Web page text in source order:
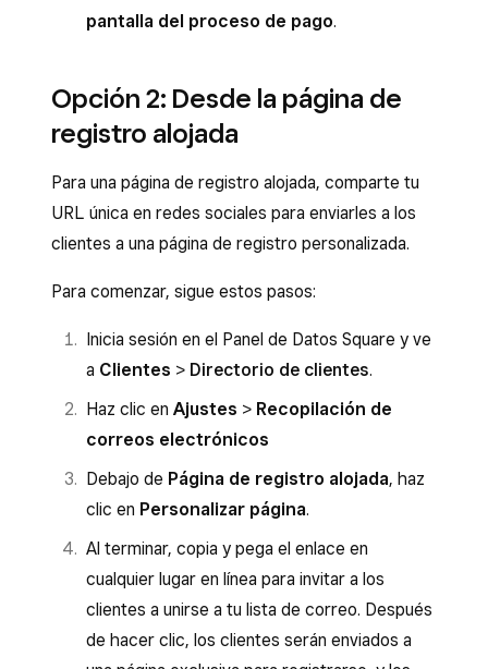
pantalla del proceso de pago.
Opción 2: Desde la página de
registro alojada
Para una página de registro alojada, comparte tu
URL única en redes sociales para enviarles a los
clientes a una página de registro personalizada.
Para comenzar, sigue estos pasos:
Inicia sesión en el Panel de Datos Square y ve
a Clientes > Directorio de clientes.
Haz clic en Ajustes > Recopilación de
correos electrónicos
Debajo de Página de registro alojada, haz
clic en Personalizar página.
Al terminar, copia y pega el enlace en
cualquier lugar en línea para invitar a los
clientes a unirse a tu lista de correo. Después
de hacer clic, los clientes serán enviados a